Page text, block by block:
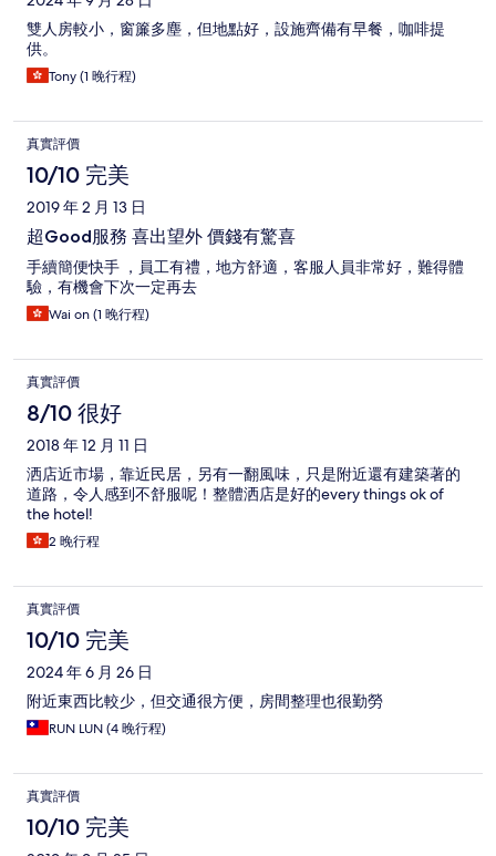
雙人房較小，窗簾多塵，但地點好，設施齊備有早餐，咖啡提
供。
Tony (1 晚行程)
真實評價
10/10 完美
2019 年 2 月 13 日
超Good服務 喜出望外 價錢有驚喜
手續簡便快手 ，員工有禮，地方舒適，客服人員非常好，難得體
驗，有機會下次一定再去
Wai on (1 晚行程)
真實評價
8/10 很好
2018 年 12 月 11 日
洒店近市場，靠近民居，另有一翻風味，只是附近還有建築著的
道路，令人感到不舒服呢！整體洒店是好的every things ok of
the hotel!
2 晚行程
真實評價
10/10 完美
2024 年 6 月 26 日
附近東西比較少，但交通很方便，房間整理也很勤勞
RUN LUN (4 晚行程)
真實評價
10/10 完美